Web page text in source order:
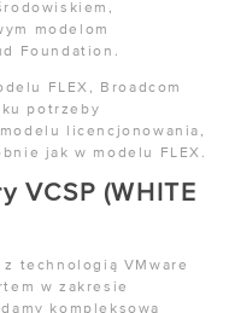
modelom
Foundation.
FLEX, Broadcom
potrzeby
licencjonowania,
jak w modelu FLEX.
VCSP (WHITE
technologią VMware
w zakresie
kompleksową